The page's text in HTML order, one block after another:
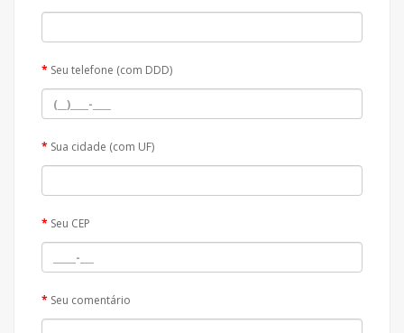
Seu telefone (com DDD)
Sua cidade (com UF)
Seu CEP
Seu comentário